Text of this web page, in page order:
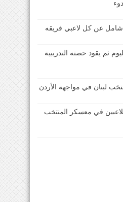
عن كل لاعبي فريقه
ثم يقود حصته التدريبية
لبنان في مواجهة الأردن
في معسكر المنتخب